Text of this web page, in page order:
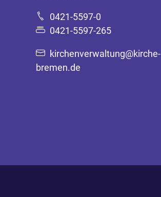
0421-5597-0
0421-5597-265
kirchenverwaltung@kirche-
bremen.de